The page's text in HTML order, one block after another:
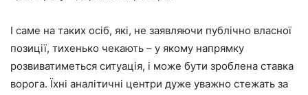
І саме на таких осіб, які, не заявляючи публічно власної
позиції, тихенько чекають – у якому напрямку
розвиватиметься ситуація, і може бути зроблена ставка
ворога. Їхні аналітичні центри дуже уважно стежать за